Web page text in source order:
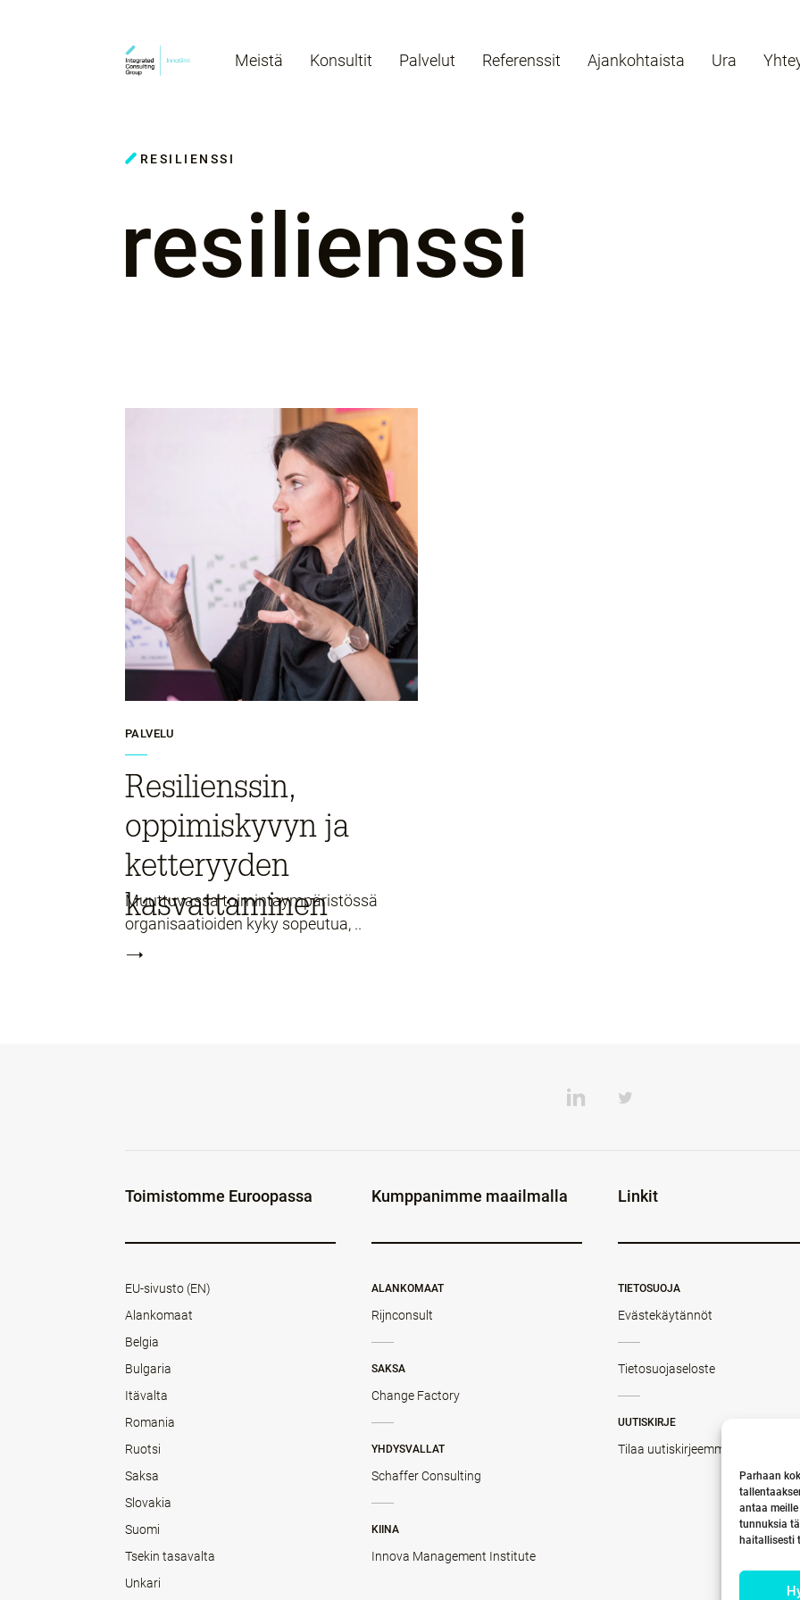
Parhaan
antaa
tunnuksia
haitallisesti
Meistä Konsultit Palvelut Referenssit Ajankohtaista Ura
RESILIENSSI
resilienssi
PALVELU
Resilienssin,
oppimiskyvyn ja
ketteryyden
kasvattaminen
Muuttuvassa toimintaympäristössä
organisaatioiden kyky sopeutua, ..
Toimistomme Euroopassa
EU-sivusto (EN)
Alankomaat
Belgia
Bulgaria
Itävalta
Romania
Ruotsi
Saksa
Slovakia
Suomi
Tsekin tasavalta
Unkari
Kumppanimme maailmalla
ALANKOMAAT
Rijnconsult
SAKSA
Change Factory
YHDYSVALLAT
Schaffer Consulting
KIINA
Innova Management Institute
Linkit
TIETOSUOJA
Evästekäytännöt
Tietosuojaseloste
UUTISKIRJE
Tilaa uutiskirjeemme